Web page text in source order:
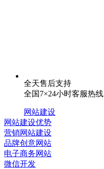
全天售后支持
全国7×24小时客服热线
网站建设
网站建设优势
营销网站建设
品牌创意网站
电子商务网站
微信开发